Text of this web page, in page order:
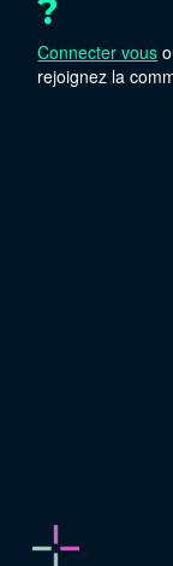
?
Connecter vous
rejoignez la